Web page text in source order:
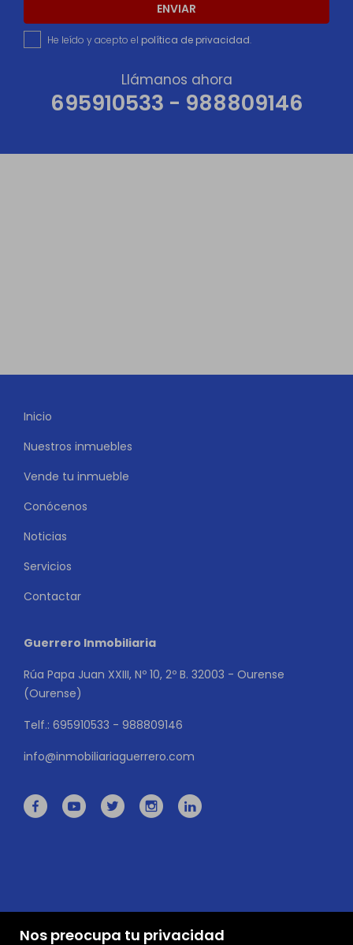
Nos preocupa tu privacidad
ENVIAR
He leído y acepto el política de privacidad.
Llámanos ahora
695910533 - 988809146
Inicio
Nuestros inmuebles
Vende tu inmueble
Conócenos
Noticias
Servicios
Contactar
Guerrero Inmobiliaria
Rúa Papa Juan XXIII, Nº 10, 2º B. 32003 - Ourense
(Ourense)
Telf.: 695910533 - 988809146
info@inmobiliariaguerrero.com